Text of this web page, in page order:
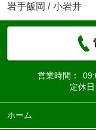
岩手飯岡 / 小岩井
営業時間：
定休日
ホーム